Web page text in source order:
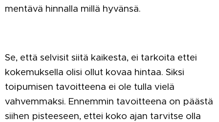
mentävä hinnalla millä hyvänsä.
Se, että selvisit siitä kaikesta, ei tarkoita ettei
kokemuksella olisi ollut kovaa hintaa. Siksi
toipumisen tavoitteena ei ole tulla vielä
vahvemmaksi. Ennemmin tavoitteena on päästä
siihen pisteeseen, ettei koko ajan tarvitse olla